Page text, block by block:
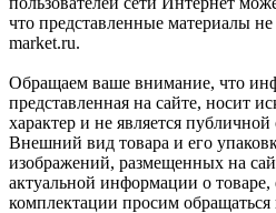
что представленные материалы
market.ru.
Обращаем ваше внимание, что
представленная на сайте, носит
характер и не является
Внешний вид товара и его
изображений, размещенных на
актуальной информации о товаре,
комплектации просим